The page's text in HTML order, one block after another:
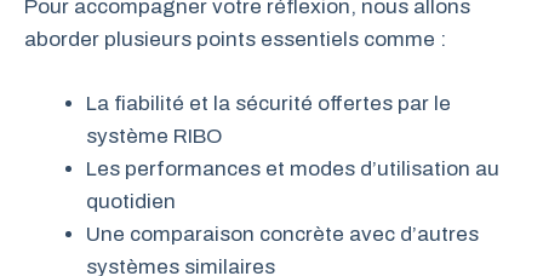
Pour accompagner votre réflexion, nous allons
aborder plusieurs points essentiels comme :
La fiabilité et la sécurité offertes par le
système RIBO
Les performances et modes d’utilisation au
quotidien
Une comparaison concrète avec d’autres
systèmes similaires